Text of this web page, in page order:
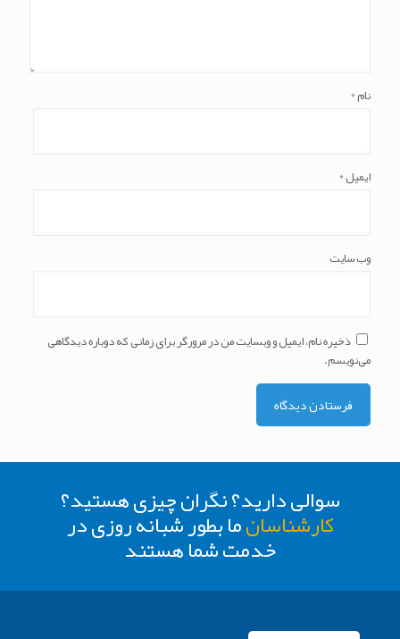
نام*
ایمیل*
وب‌ سایت
ذخیره نام، ایمیل و وبسایت من در مرورگر برای زمانی که دوباره دیدگاهی
می‌نویسم.
سوالی دارید؟ نگران چیزی هستید؟
کارشناسانما بطور شبانه روزی در
خدمت شما هستند